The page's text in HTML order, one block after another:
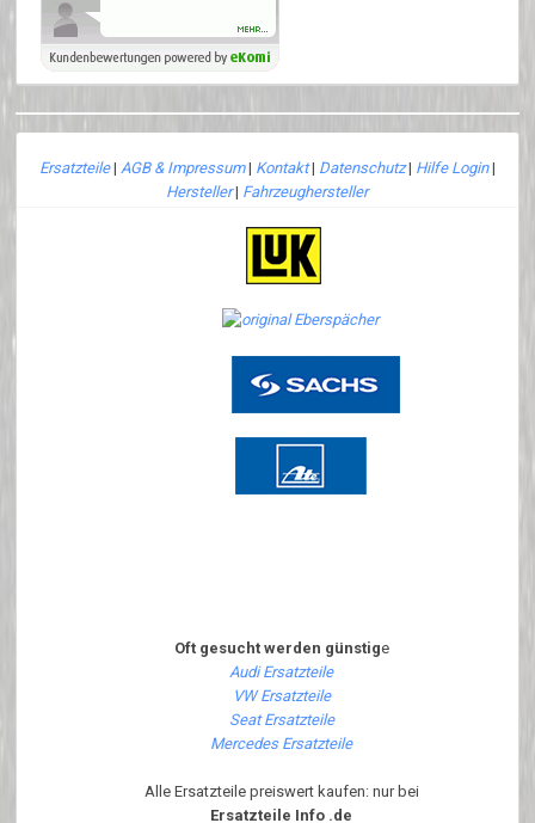
Ersatzteile| AGB & Impressum| Kontakt| Datenschutz| Hilfe Login|
Hersteller| Fahrzeughersteller
Oft gesucht werden günstige
Audi Ersatzteile
VW Ersatzteile
Seat Ersatzteile
Mercedes Ersatzteile
Alle Ersatzteile preiswert kaufen: nur bei
Ersatzteile Info .de